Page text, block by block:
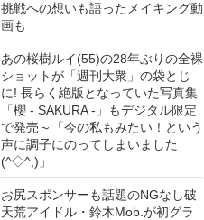
挑戦への想いも語ったメイキング動
画も
あの桜樹ルイ(55)の28年ぶりの全裸
ショットが「週刊大衆」の袋とじ
に! 長らく絶版となっていた写真集
「櫻 - SAKURA -」もデジタル限定
で発売～「今の私もみたい！という
声に調子にのってしまいました
(^◇^;)」
お尻スポンサーも話題のNGなし破
天荒アイドル・鈴木Mob.が初グラ